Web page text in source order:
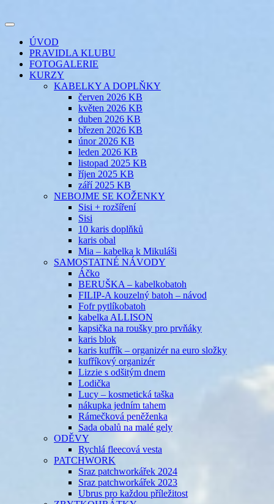
k
webuEVIKLUB
šicí klub
Toggle
navigation
ÚVOD
PRAVIDLA KLUBU
FOTOGALERIE
KURZY
KABELKY A DOPLŇKY
červen 2026 KB
květen 2026 KB
duben 2026 KB
březen 2026 KB
únor 2026 KB
leden 2026 KB
listopad 2025 KB
říjen 2025 KB
září 2025 KB
NEBOJME SE KOŽENKY
Sisi + rozšíření
Sisi
10 karis doplňků
karis obal
Mia – kabelka k Mikuláši
SAMOSTATNÉ NÁVODY
Áčko
BERUŠKA – kabelkobatoh
FILIP-A kouzelný batoh – návod
Fofr pytlíkobatoh
kabelka ALLISON
kapsička na roušky pro prvňáky
karis blok
karis kufřík – organizér na euro složky
kufříkový organizér
Lizzie s odšitým dnem
Lodička
Lucy – kosmetická taška
nákupka jedním tahem
Rámečková peněženka
Sada obalů na malé gely
ODĚVY
Rychlá fleecová vesta
PATCHWORK
Sraz patchworkářek 2024
Sraz patchworkářek 2023
Ubrus pro každou příležitost